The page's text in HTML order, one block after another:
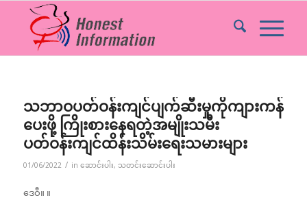
သဘာဝပတ်ဝန်းကျင်ပျက်ဆီးမှုကိုကျားကန်
ပေးဖို့ ကြိုးစားနေရတဲ့အမျိုးသမီး
ပတ်ဝန်းကျင်ထိန်းသိမ်းရေးသမားများ
01/06/2022 / in ဆောင်းပါး, သတင်းဆောင်းပါး
ဒေဝီ။ ။